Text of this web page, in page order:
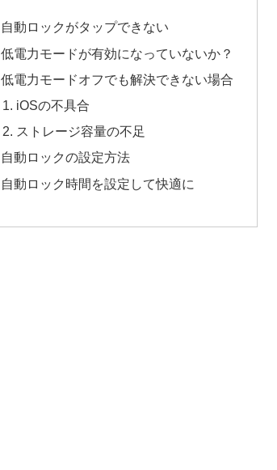
自動ロックがタップできない
低電力モードが有効になっていないか？
低電力モードオフでも解決できない場合
iOSの不具合
ストレージ容量の不足
自動ロックの設定方法
自動ロック時間を設定して快適に